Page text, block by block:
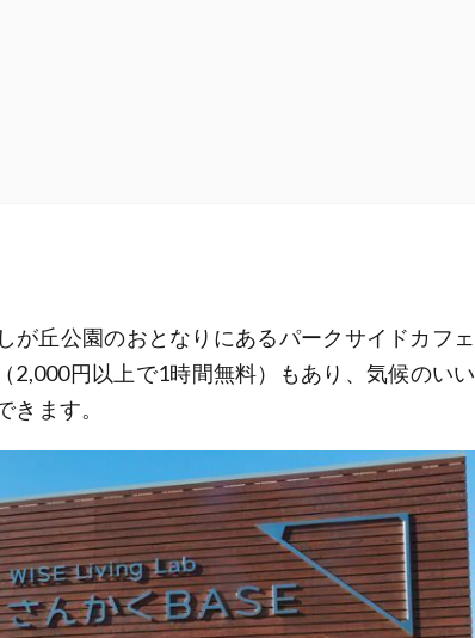
が丘公園のおとなりにあるパークサイドカフェ
円以上で1時間無料）もあり、気候のいい
ます。